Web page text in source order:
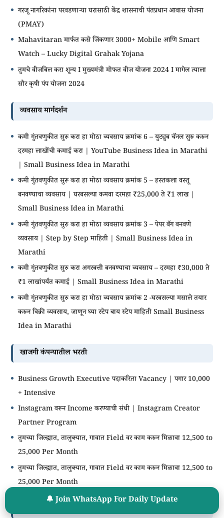
🔔 Join WhatsApp For Daily Update
गरजू नागरिकांना परवडणाऱ्या घरासाठी केंद्र शासनाची पंतप्रधान आवास योजना
(PMAY)
Mahavitaran मार्फत कसे जिंकणार 3000+ Mobile आणि Smart
Watch – Lucky Digital Grahak Yojana
तुमचे वीजबिल करा शून्य I मुख्यमंत्री मोफत वीज योजना 2024 I मागेल त्याला
सौर कृषी पंप योजना 2024
व्यवसाय मार्गदर्शन
कमी गुंतवणुकीत सुरू करा हा मोठा व्यवसाय क्रमांक 6 – युट्युब चॅनल सुरू करून
दरमहा लाखोंची कमाई करा | YouTube Business Idea in Marathi
| Small Business Idea in Marathi
कमी गुंतवणुकीत सुरू करा हा मोठा व्यवसाय क्रमांक 5 – हस्तकला वस्तू
बनवण्याचा व्यवसाय | घरबसल्या कमवा दरमहा ₹25,000 ते ₹1 लाख |
Small Business Idea in Marathi
कमी गुंतवणुकीत सुरु करा हा मोठा व्यवसाय क्रमांक 3 – पेपर बॅग बनवणे
व्यवसाय | Step by Step माहिती | Small Business Idea in
Marathi
कमी गुंतवणुकीत सुरु करा अगरबत्ती बनवण्याचा व्यवसाय – दरमहा ₹30,000 ते
₹1 लाखांपर्यंत कमाई | Small Business Idea in Marathi
कमी गुंतवणुकीत सुरु करा हा मोठा व्यवसाय क्रमांक 2 -घरबसल्या मसाले तयार
करून विक्री व्यवसाय, जाणून घ्या स्टेप बाय स्टेप माहिती Small Business
Idea in Marathi
खाजगी कंपन्यातील भरती
Business Growth Executive पदाकरिता Vacancy | पगार 10,000
+ Intensive
Instagram वरून Income करण्याची संधी | Instagram Creator
Partner Program
तुमच्या जिल्ह्यात, तालुक्यात, गावात Field वर काम करून मिळावा 12,500 to
25,000 Per Month
तुमच्या जिल्ह्यात, तालुक्यात, गावात Field वर काम करून मिळावा 12,500 to
25,000 Per Month